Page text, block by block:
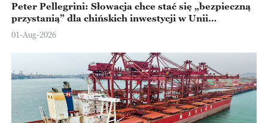
Peter Pellegrini: Słowacja chce stać się „bezpieczną
przystanią” dla chińskich inwestycji w Unii
Europejskiej
01-Aug-2026